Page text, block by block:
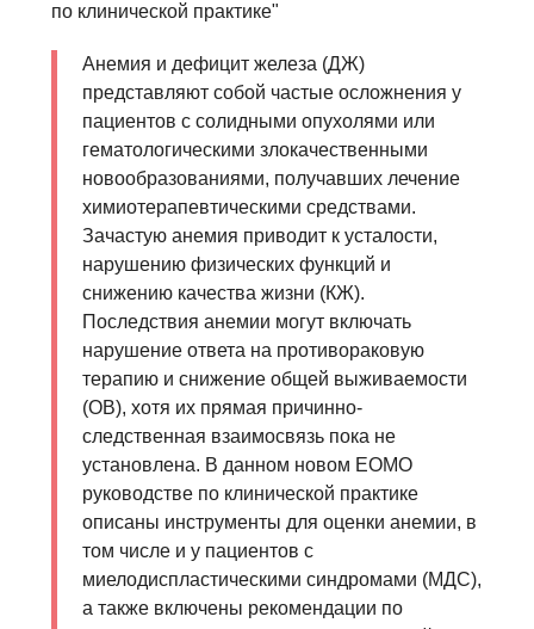
по клинической практике"
Анемия и дефицит железа (ДЖ)
представляют собой частые осложнения у
пациентов с солидными опухолями или
гематологическими злокачественными
новообразованиями, получавших лечение
химиотерапевтическими средствами.
Зачастую анемия приводит к усталости,
нарушению физических функций и
снижению качества жизни (КЖ).
Последствия анемии могут включать
нарушение ответа на противораковую
терапию и снижение общей выживаемости
(ОВ), хотя их прямая причинно-
следственная взаимосвязь пока не
установлена. В данном новом ЕОМО
руководстве по клинической практике
описаны инструменты для оценки анемии, в
том числе и у пациентов с
миелодиспластическими синдромами (МДС),
а также включены рекомендации по